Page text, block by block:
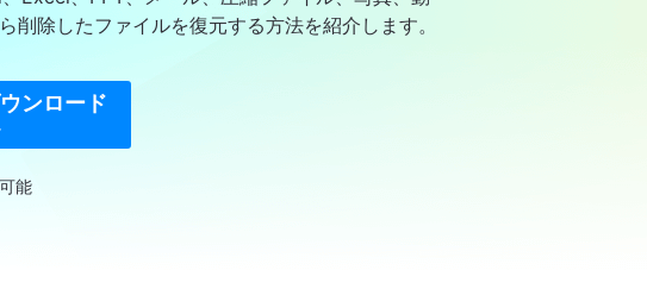
除したファイルを復元する方法を紹介します。
ンロード
能